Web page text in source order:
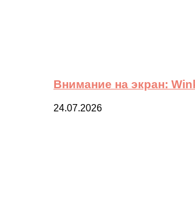
Внимание на экран:
24.07.2026